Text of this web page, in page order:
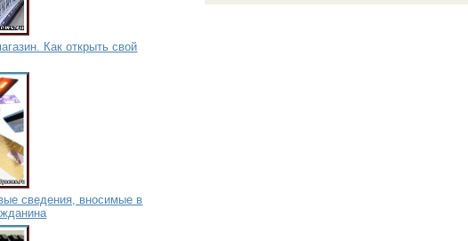
Как открыть свой
сведения, вносимые в